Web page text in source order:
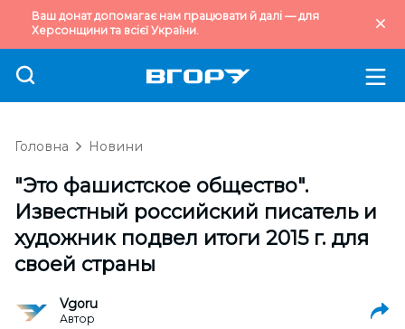
Ваш донат допомагає нам працювати й далі — для
Херсонщини та всієї України.
Головна Новини
"Это фашистское общество".
Известный российский писатель и
художник подвел итоги 2015 г. для
своей страны
Vgoru
Автор